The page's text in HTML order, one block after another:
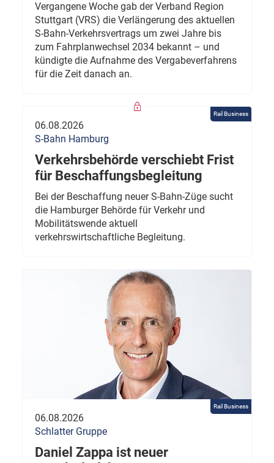
Vergangene Woche gab der Verband Region
Stuttgart (VRS) die Verlängerung des aktuellen
S-Bahn-Verkehrsvertrags um zwei Jahre bis
zum Fahrplanwechsel 2034 bekannt – und
kündigte die Aufnahme des Vergabeverfahrens
für die Zeit danach an.
Rail Business
06.08.2026
S-Bahn Hamburg
Verkehrsbehörde verschiebt Frist
für Beschaffungsbegleitung
Bei der Beschaffung neuer S-Bahn-Züge sucht
die Hamburger Behörde für Verkehr und
Mobilitätswende aktuell
verkehrswirtschaftliche Begleitung.
Rail Business
06.08.2026
Schlatter Gruppe
Daniel Zappa ist neuer